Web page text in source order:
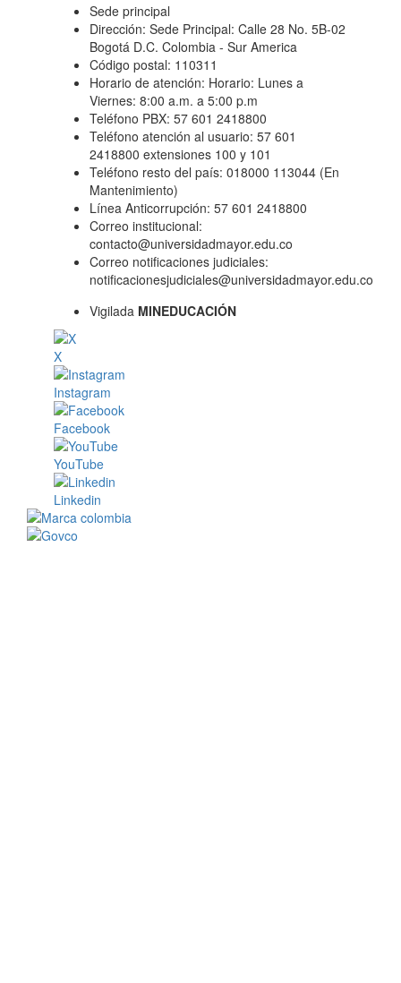
Sede principal
Dirección: Sede Principal: Calle 28 No. 5B-02
Bogotá D.C. Colombia - Sur America
Código postal: 110311
Horario de atención: Horario: Lunes a
Viernes: 8:00 a.m. a 5:00 p.m
Teléfono PBX: 57 601 2418800
Teléfono atención al usuario: 57 601
2418800 extensiones 100 y 101
Teléfono resto del país: 018000 113044 (En
Mantenimiento)
Línea Anticorrupción: 57 601 2418800
Correo institucional:
contacto@universidadmayor.edu.co
Correo notificaciones judiciales:
notificacionesjudiciales@universidadmayor.edu.co
Vigilada MINEDUCACIÓN
X
Instagram
Facebook
YouTube
Linkedin